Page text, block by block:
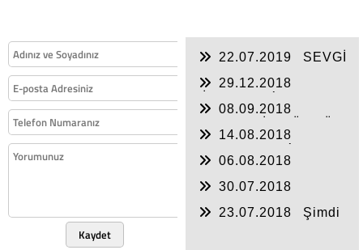
Kaydet
22.07.2019
SEVGİ
29.12.2018
üstüne yanlış
08.09.2018
O DA BUGÜNDÜR
14.08.2018
gençlere YOK mu?
06.08.2018
30.07.2018
23.07.2018
Şimdi